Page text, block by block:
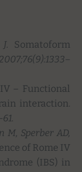
Somatoform
– Functional
interaction.
M, Sperber AD,
of Rome IV
(IBS) in